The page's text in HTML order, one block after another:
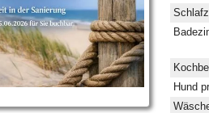
Hund